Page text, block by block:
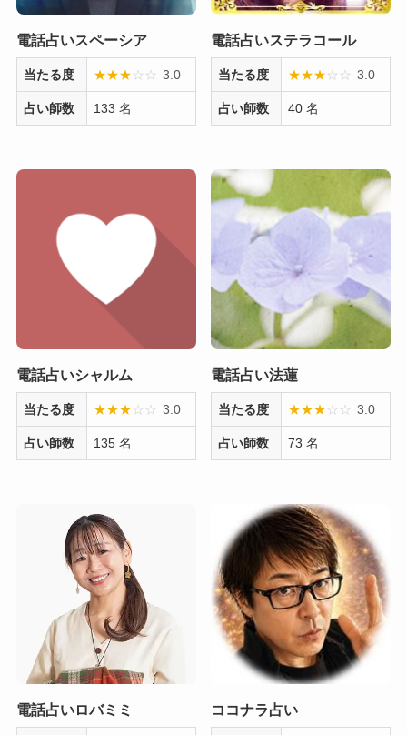
電話占いスペーシア
当たる度 ★★★☆ ☆ 3.0
占い師数 133 名
電話占いステラコール
当たる度 ★★★☆ ☆ 3.0
占い師数 40 名
電話占いシャルム
当たる度 ★★★☆ ☆ 3.0
占い師数 135 名
電話占い法蓮
当たる度 ★★★☆ ☆ 3.0
占い師数 73 名
電話占いロバミミ ココナラ占い